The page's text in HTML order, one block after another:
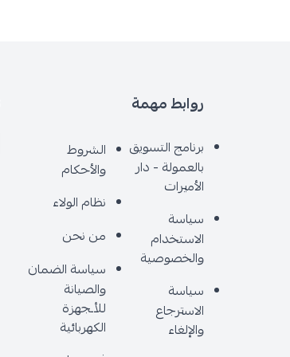
روابط مهمة
برنامج التسويق
بالعمولة - دار
الأميرات
سياسة
الاستخدام
والخصوصية
سياسة
الاسترجاع
والإلغاء
الشروط
والأحكام
نظام الولاء
من نحن
سياسة الضمان
والصيانة
للأـجهزة
الكهربائية